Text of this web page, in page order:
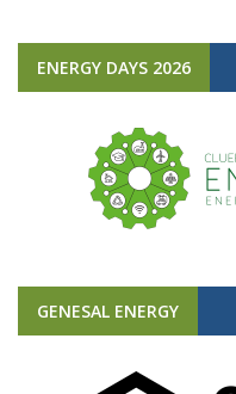
ENERGY DAYS 2026
GENESAL ENERGY